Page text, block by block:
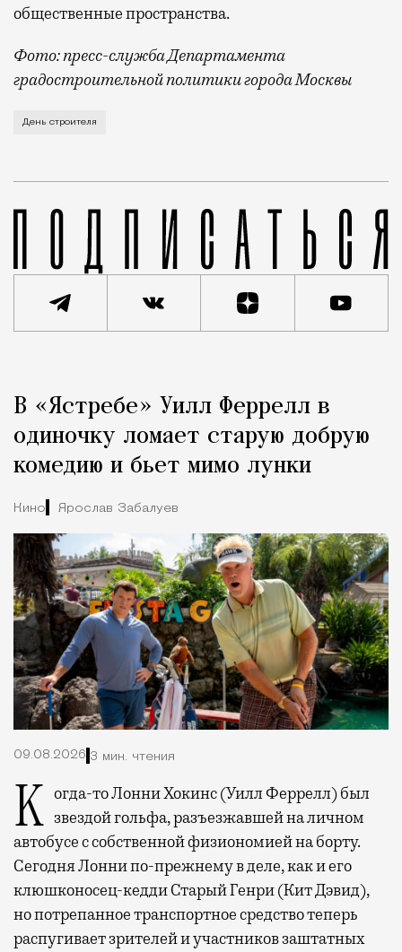
общественные пространства.
Фото: пресс-служба Департамента
градостроительной политики города Москвы
В этом году профессиональный праздник День
День строителя
Город
В «Ястребе» Уилл Феррелл в
одиночку ломает старую добрую
комедию и бьет мимо лунки
Кино Ярослав Забалуев
09.08.2026 3 мин. чтения
Когда-то Лонни Хокинс (Уилл Феррелл) был звездой гольфа, разъезжавшей на личном
автобусе с собственной физиономией на борту.
Сегодня Лонни по-прежнему в деле, как и его
клюшконосец-кедди Старый Генри (Кит Дэвид),
но потрепанное транспортное средство теперь
распугивает зрителей и участников заштатных